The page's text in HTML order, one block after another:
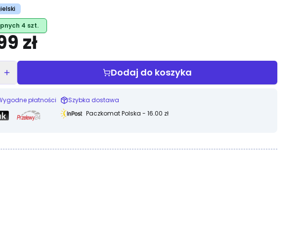
4 szt.
zł
Dodaj do koszyka
płatności
Szybka dostawa
Paczkomat Polska - 16.00 zł